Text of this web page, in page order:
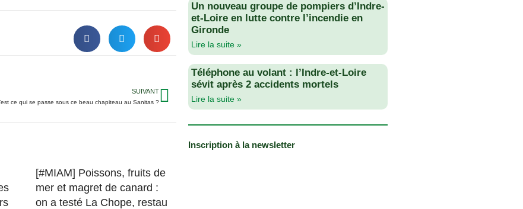
SUIVANT
ce qui se passe sous ce beau chapiteau au Sanitas ?
[#MIAM] Poissons, fruits de
mer et magret de canard :
on a testé La Chope, restau
Un nouveau groupe de pompiers d’Indre-
et-Loire en lutte contre l’incendie en
Gironde
Lire la suite »
Téléphone au volant : l’Indre-et-Loire
sévit après 2 accidents mortels
Lire la suite »
Inscription à la newsletter